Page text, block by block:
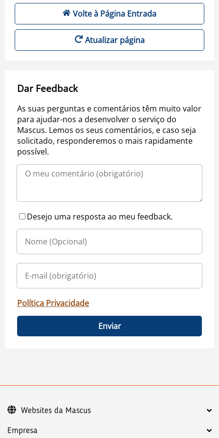
Volte à Página Entrada
Atualizar página
Dar Feedback
As suas perguntas e comentários têm muito valor
para ajudar-nos a desenvolver o serviço do
Mascus. Lemos os seus comentários, e caso seja
solicitado, responderemos o mais rapidamente
possível.
Desejo uma resposta ao meu feedback.
Política Privacidade
Enviar
Empresa
Websites da Mascus